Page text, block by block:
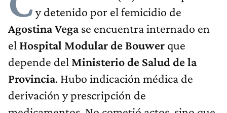
y detenido por el femicidio de
Agostina Vegase encuentra internado en
el Hospital Modular de Bouwer que
depende del Ministerio de Salud de la
Provincia. Hubo indicación médica de
derivación y prescripción de